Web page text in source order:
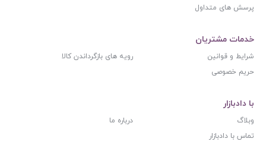
پرسش های متداول
خدمات مشتریان
شرایط و قوانین
رویه های بازگرداندن کالا
حریم خصوصی
با دادبازار
وبلاگ
درباره ما
تماس با دادبازار